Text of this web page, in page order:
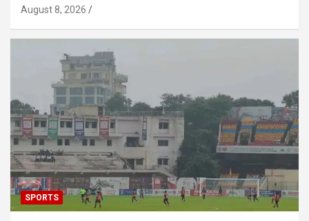
August 8, 2026
SPORTS